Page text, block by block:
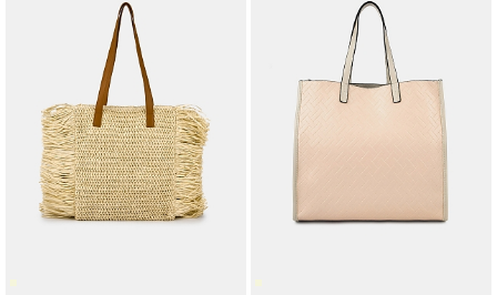
Акции / Новости
Адреса магазинов